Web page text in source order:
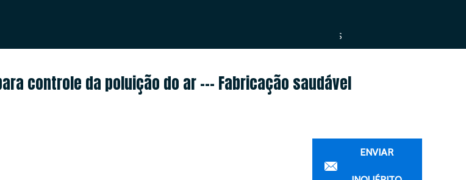
PORTUGUÊS
controle da poluição do ar --- Fabricação saudável
ENVIAR